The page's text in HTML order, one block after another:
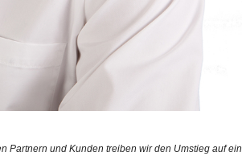
Partnern und Kunden treiben wir den Umstieg auf ein